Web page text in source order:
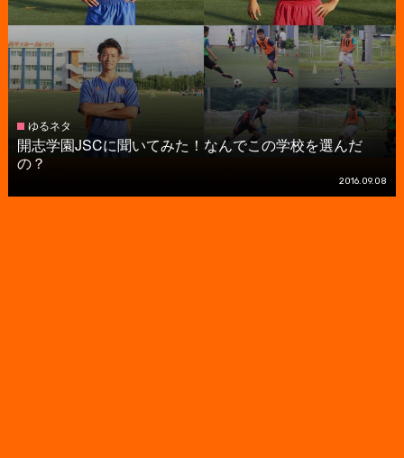
ゆるネタ
開志学園JSCに聞いてみた！なんでこの学校を選んだ
の？
2016.09.08